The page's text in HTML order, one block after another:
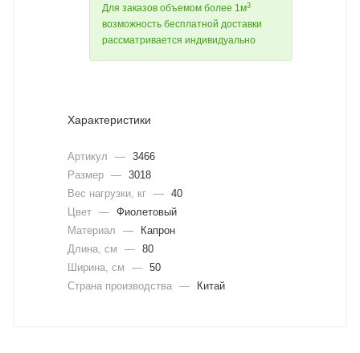
Для заказов объемом более 1м3
возможность бесплатной доставки
рассматривается индивидуально
Характеристики
Артикул — 3466
Размер — 3018
Вес нагрузки, кг — 40
Цвет — Фиолетовый
Материал
—
Капрон
Длина, cм
— 80
Ширина, cм
— 50
Страна производства — Китай